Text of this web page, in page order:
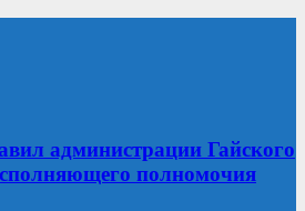
администрации Гайского
полномочия